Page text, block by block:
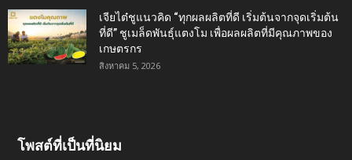
เจียไต๋ชูแนวคิด “ทุกผลผลิตที่ดี เริ่มต้นจากจุดเริ่มต้น
ที่ดี” ชูเมล็ดพันธุ์แตงโม เพื่อผลผลิตที่มีคุณภาพของ
เกษตรกร
สิงหาคม 5, 2026
โพสต์ที่เป็นที่นิยม